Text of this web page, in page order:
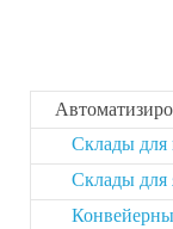
Склады для
Склады